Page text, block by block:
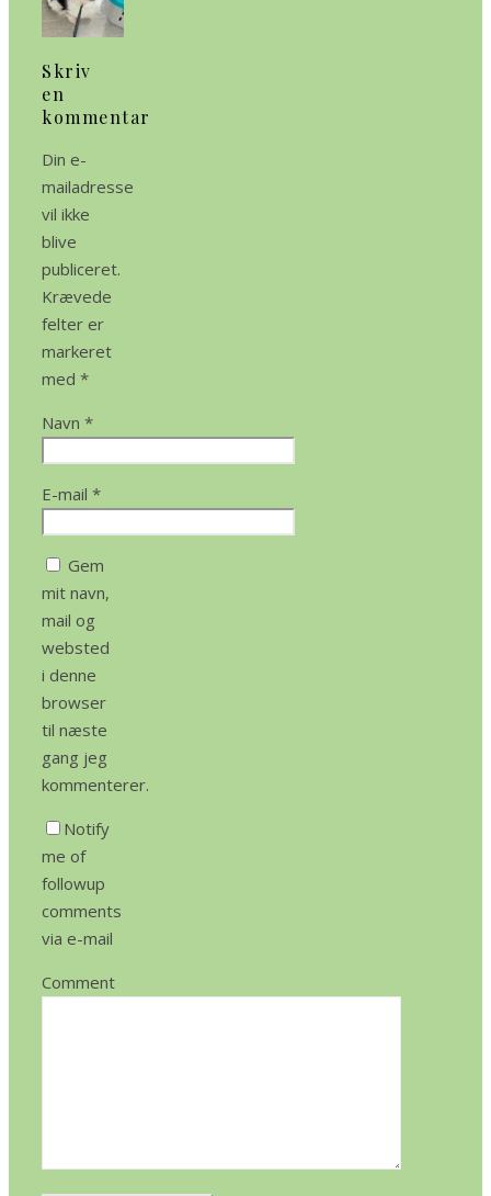
Skriv
en
kommentar
Din e-
mailadresse
vil ikke
blive
publiceret.
Krævede
felter er
markeret
med *
Navn *
E-mail *
Gem
mit navn,
mail og
websted
i denne
browser
til næste
gang jeg
kommenterer.
Notify
me of
followup
comments
via e-mail
Comment